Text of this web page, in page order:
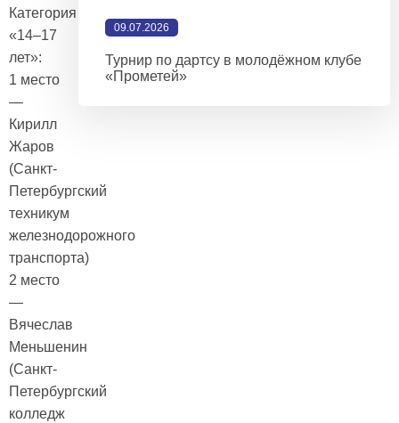
Категория
«14–17
лет»:
1 место
—
Кирилл
Жаров
(Санкт-
Петербургский
техникум
железнодорожного
транспорта)
2 место
—
Вячеслав
Меньшенин
(Санкт-
Петербургский
колледж
09.07.2026
Турнир по дартсу в молодёжном клубе
«Прометей»